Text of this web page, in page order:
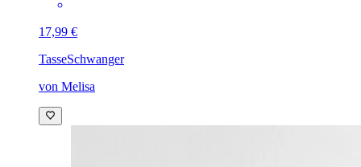
17,99 €
TasseSchwanger
von Melisa